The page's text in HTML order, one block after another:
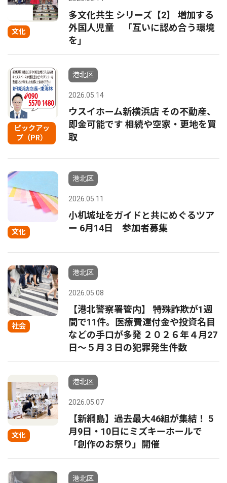
文化
多文化共生 シリーズ【2】 増加する
外国人児童 「互いに認め合う環境
を｣
ピックアッ
プ（PR）
港北区
2026.05.14
ウスイホーム新横浜店 その不動産、
即金可能です 相続や空家・更地を買
取
文化
港北区
2026.05.11
小机城址をガイドと共にめぐるツア
ー 6月14日 参加者募集
社会
港北区
2026.05.08
【港北警察署管内】 特殊詐欺が1週
間で11件。医療費還付金や投資名目
などの手口が多発 ２０２６年４月27
日～５月３日の犯罪発生件数
文化
港北区
2026.05.07
【新綱島】過去最大46組が集結！ 5
月9日・10日にミズキーホールで
「創作のお祭り」開催
港北区